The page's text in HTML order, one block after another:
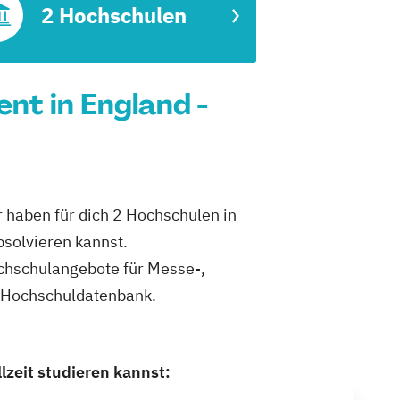
2 Hochschulen
in England -
für dich 2 Hochschulen in
kannst.
für Messe-,
studieren kannst: